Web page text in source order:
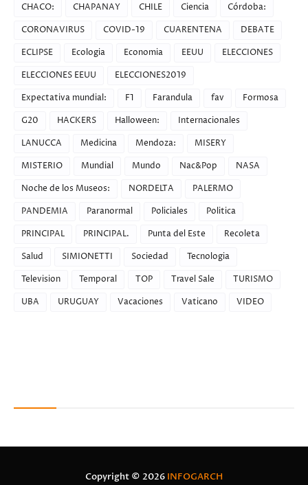
CHACO:
CHAPANAY CHILE Ciencia
Córdoba:
CORONAVIRUS
COVID-19 CUARENTENA
DEBATE
ECLIPSE
Ecologia Economia EEUU
ELECCIONES
ELECCIONES EEUU
ELECCIONES2019
Expectativa mundial:
F1 Farandula fav
Formosa
G20
HACKERS Halloween:
Internacionales
LANUCCA
Medicina Mendoza:
MISERY
MISTERIO
Mundial Mundo Nac&Pop
NASA
Noche de los Museos:
NORDELTA
PALERMO
PANDEMIA
Paranormal Policiales
Politica
PRINCIPAL
PRINCIPAL. Punta del Este
Recoleta
Salud
SIMIONETTI Sociedad
Tecnologia
Television
Temporal TOP Travel Sale
TURISMO
UBA
URUGUAY Vacaciones Vaticano VIDEO
Copyright © 2026 INFOGARCH